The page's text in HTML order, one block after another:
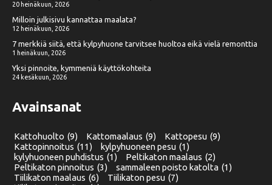
20 heinäkuun, 2026
Milloin julkisivu kannattaa maalata?
12 heinäkuun, 2026
7 merkkiä siitä, että kylpyhuone tarvitsee huoltoa eikä vielä remonttia
1 heinäkuun, 2026
Yksi pinnoite, kymmeniä käyttökohteita
24 kesäkuun, 2026
Avainsanat
Kattohuolto (9) Kattomaalaus (9) Kattopesu (9)
Kattopinnoitus (11) kylpyhuoneen pesu (1)
kylyhuoneen puhdistus (1) Peltikaton maalaus (2)
Peltikaton pinnoitus (3) sammaleen poisto katolta (1)
Tiilikaton maalaus (6) Tiilikaton pesu (7)